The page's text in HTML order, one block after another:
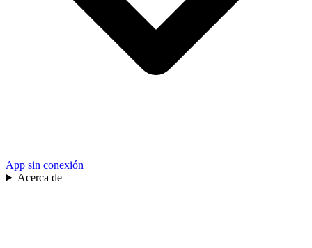
App sin conexión
Acerca de